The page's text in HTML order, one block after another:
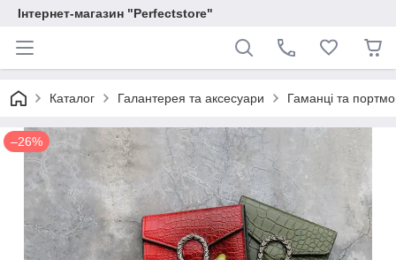
Інтернет-магазин "Perfectstore"
Каталог Галантерея та аксесуари Гаманці та
–26%